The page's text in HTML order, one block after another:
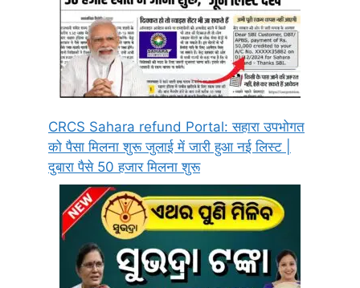
CRCS Sahara refund Portal: सहारा उपभोगत
को पैसा मिलना शुरू जुलाई में जारी हुआ नई लिस्ट |
दुबारा पैसे 50 हजार मिलना शुरू